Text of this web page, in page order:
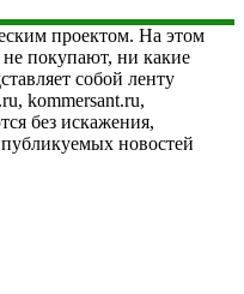
проектом. На этом
покупают, ни какие
собой ленту
kommersant.ru,
без искажения,
публикуемых новостей